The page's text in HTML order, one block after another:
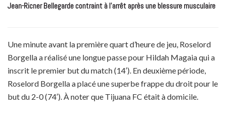
Jean-Ricner Bellegarde contraint à l’arrêt après une blessure musculaire
Une minute avant la première quart d’heure de jeu, Roselord
Borgella a réalisé une longue passe pour Hildah Magaia qui a
inscrit le premier but du match (14′). En deuxième période,
Roselord Borgella a placé une superbe frappe du droit pour le
but du 2-0 (74′). À noter que Tijuana FC était à domicile.